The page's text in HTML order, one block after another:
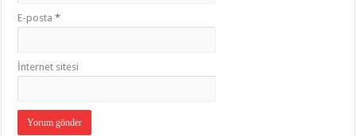
E-posta*
İnternet sitesi